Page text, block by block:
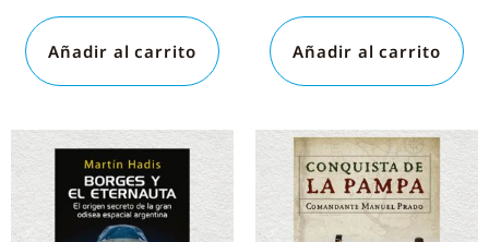
Añadir al carrito Añadir al carrito